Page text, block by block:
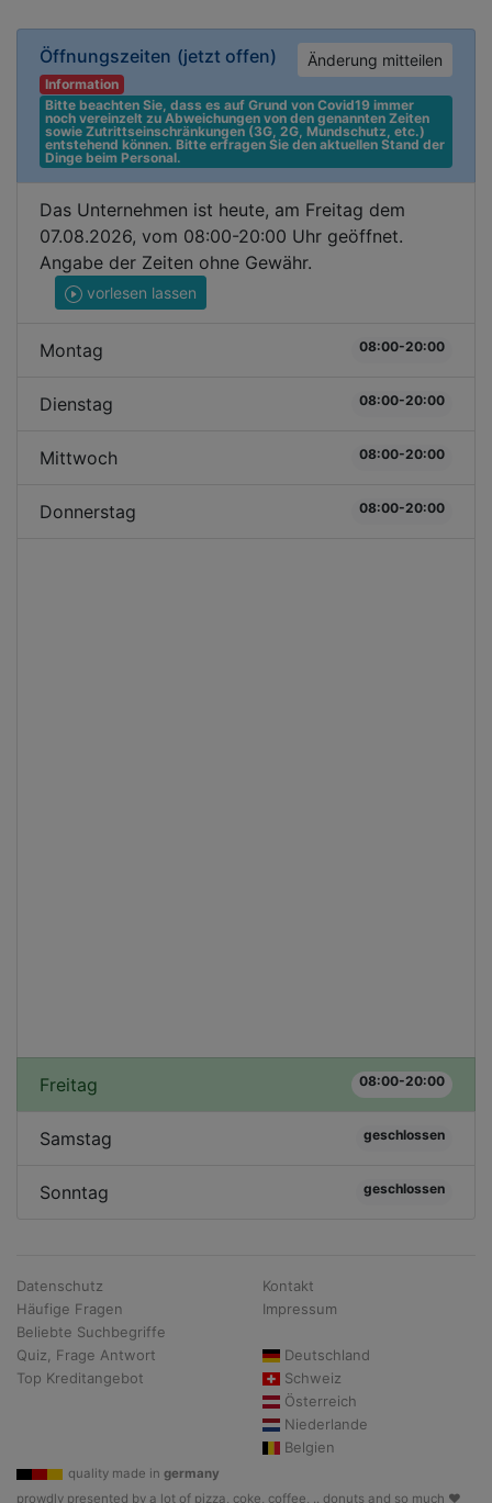
Öffnungszeiten (jetzt offen) Änderung mitteilen
Information
Bitte beachten Sie, dass es auf Grund von Covid19 immer
noch vereinzelt zu Abweichungen von den genannten Zeiten
sowie Zutrittseinschränkungen (3G, 2G, Mundschutz, etc.)
entstehend können. Bitte erfragen Sie den aktuellen Stand der
Dinge beim Personal.
Das Unternehmen ist heute, am Freitag dem
07.08.2026, vom 08:00-20:00 Uhr geöffnet.
Angabe der Zeiten ohne Gewähr.
vorlesen lassen
Montag 08:00-20:00
Dienstag 08:00-20:00
Mittwoch 08:00-20:00
Donnerstag 08:00-20:00
Freitag 08:00-20:00
Samstag geschlossen
Sonntag geschlossen
Datenschutz
Häufige Fragen
Beliebte Suchbegriffe
Quiz, Frage Antwort
Top Kreditangebot
Kontakt
Impressum
Deutschland
Schweiz
Österreich
Niederlande
Belgien
quality made in germany
prowdly presented by a lot of pizza, coke, coffee, .. donuts and so much ♥